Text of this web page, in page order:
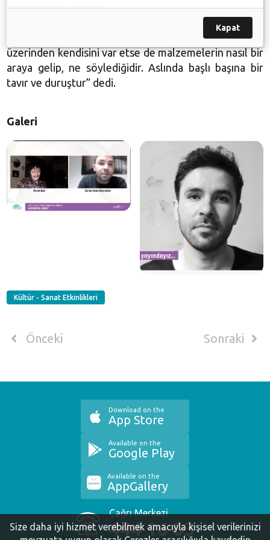
malzemesinin kendisi olarak görmemeli. Sonuçta her
duygu ve düşünce de bir materyale bağlıdır ancak,
maddenin kendisi sanat değildir. O, nesneler
üzerinden kendisini var etse de malzemelerin nasıl bir
araya gelip, ne söylediğidir. Aslında başlı başına bir
tavır ve duruştur” dedi.
Galeri
Kültür - Sanat Etkinlikleri
Önceki Sonraki
Çağrı Merkezi
444 16 03
Download on the
App Store
Available on the
Google Play
Available on the
AppGallery
Kapat
Size daha iyi hizmet verebilmek amacıyla kişisel verilerinizi